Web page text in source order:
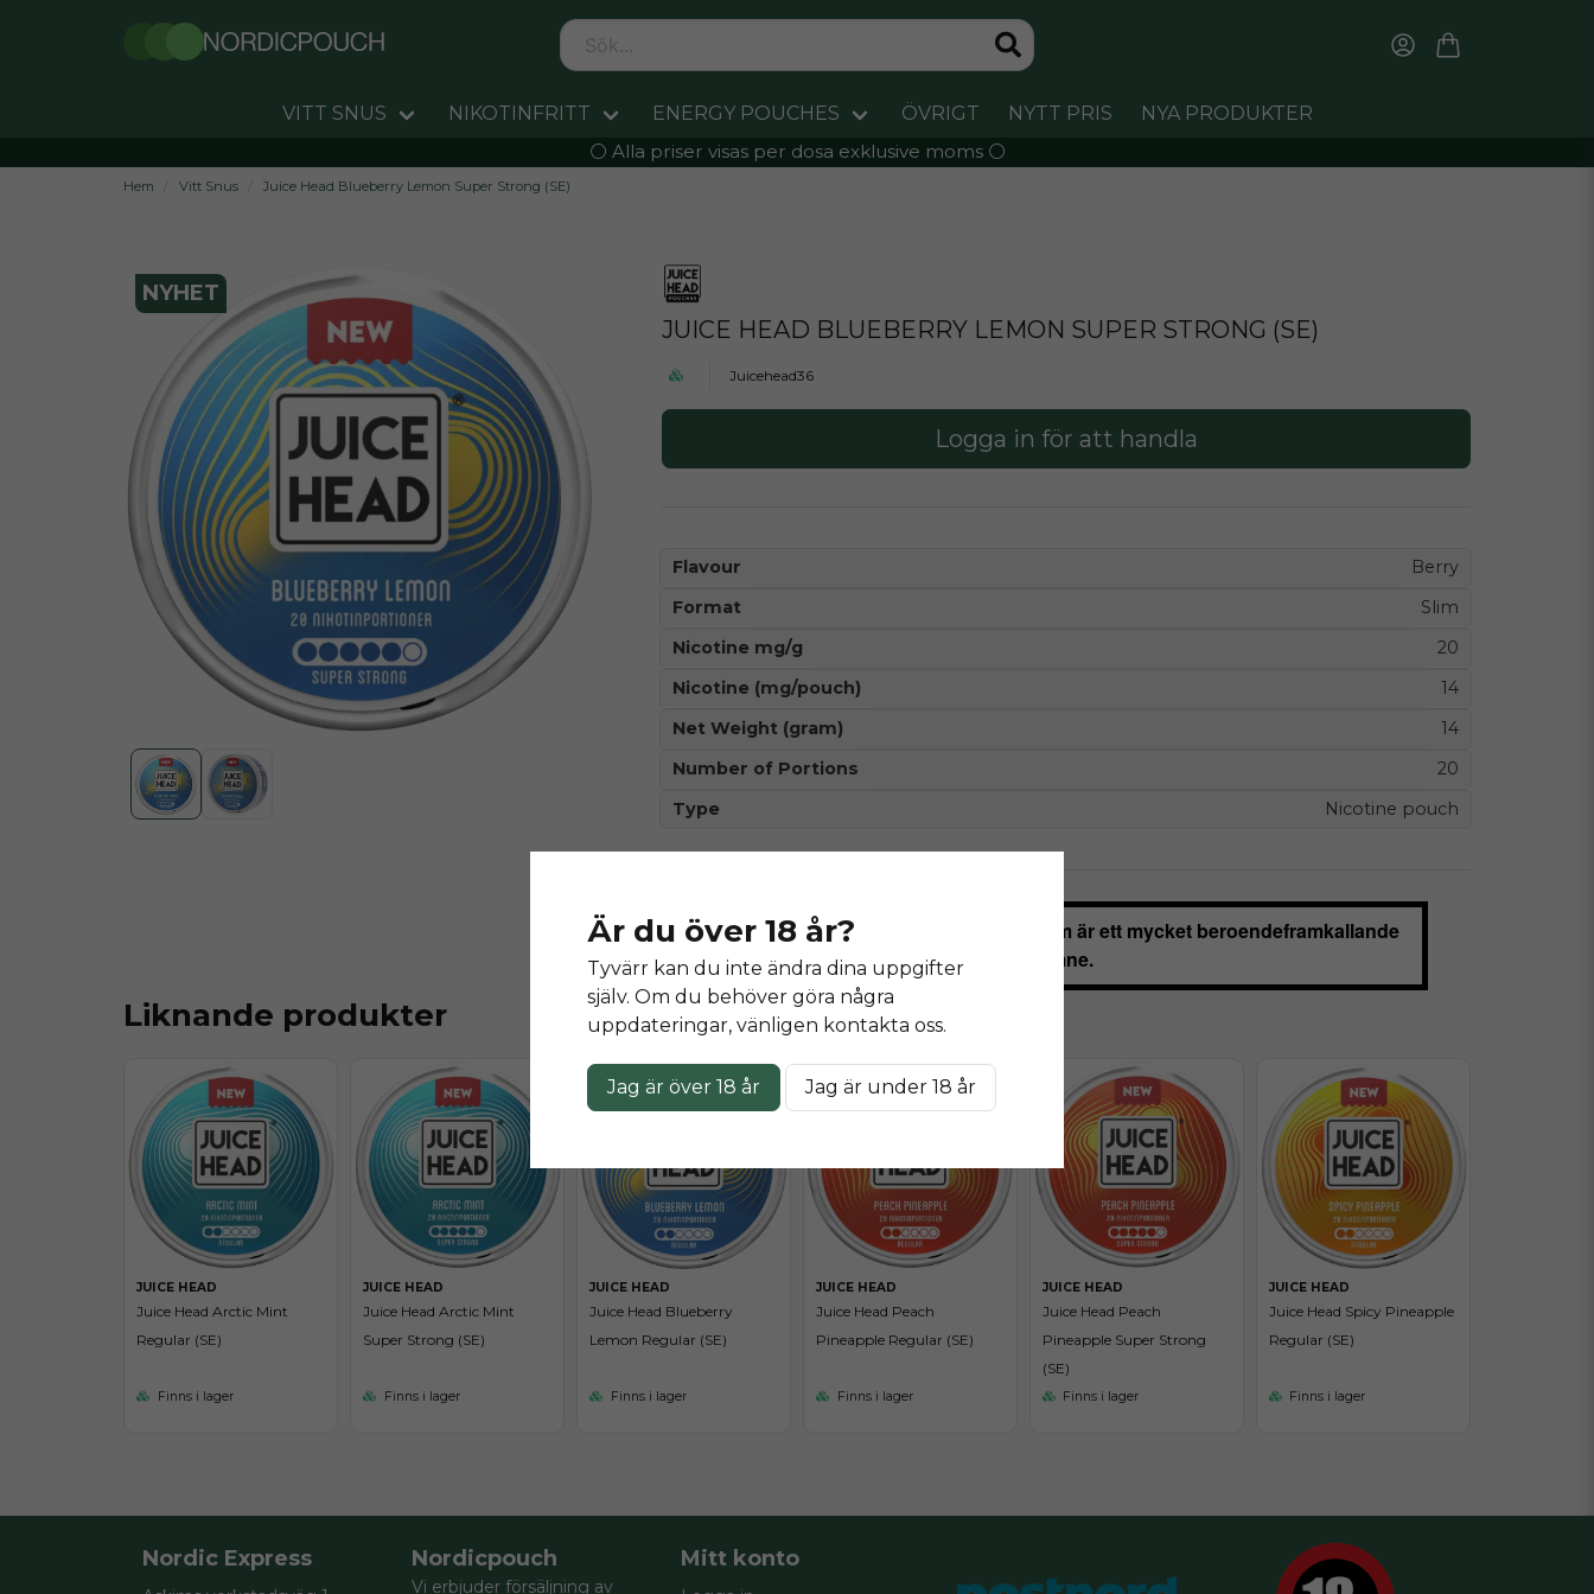
VITT SNUS NIKOTINFRITT ENERGY POUCHES ÖVRIGT NYTT PRIS
NYA PRODUKTER
⚪️ Alla priser visas per dosa exklusive moms ⚪️
Hem Vitt Snus Juice Head Blueberry Lemon Super Strong (SE)
NYHET
JUICE HEAD BLUEBERRY LEMON SUPER STRONG (SE)
Juicehead36
Logga in för att handla
Flavour
Berry
Format
Slim
Nicotine mg/g
20
Nicotine (mg/pouch)
14
Net Weight (gram)
14
Number of Portions
20
Type
Nicotine pouch
Denna produkt innehåller nikotin som är ett mycket beroendeframkallande
ämne.
Liknande produkter
JUICE HEAD
Juice Head Arctic Mint
Regular (SE)
Finns i lager
JUICE HEAD
Juice Head Arctic Mint
Super Strong (SE)
Finns i lager
JUICE HEAD
Juice Head Blueberry
Lemon Regular (SE)
Finns i lager
JUICE HEAD
Juice Head Peach
Pineapple Regular (SE)
Finns i lager
JUICE HEAD
Juice Head Peach
Pineapple Super Strong
(SE)
Finns i lager
JUICE HEAD
Juice Head Spicy Pineapple
Regular (SE)
Finns i lager
Är du över 18 år?
Tyvärr kan du inte ändra dina uppgifter
själv. Om du behöver göra några
uppdateringar, vänligen kontakta oss.
Jag är över 18 år Jag är under 18 år
Nordic Express Nordicpouch
Vi erbjuder försäljning av
Mitt konto